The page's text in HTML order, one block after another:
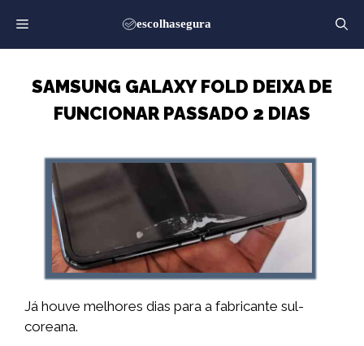
para
o
SAMSUNG GALAXY FOLD DEIXA DE
FUNCIONAR PASSADO 2 DIAS
Já houve melhores dias para a fabricante sul-
coreana.